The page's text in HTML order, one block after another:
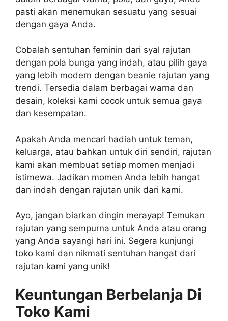
pasti akan menemukan sesuatu yang sesuai
dengan gaya Anda.
Cobalah sentuhan feminin dari syal rajutan
dengan pola bunga yang indah, atau pilih gaya
yang lebih modern dengan beanie rajutan yang
trendi. Tersedia dalam berbagai warna dan
desain, koleksi kami cocok untuk semua gaya
dan kesempatan.
Apakah Anda mencari hadiah untuk teman,
keluarga, atau bahkan untuk diri sendiri, rajutan
kami akan membuat setiap momen menjadi
istimewa. Jadikan momen Anda lebih hangat
dan indah dengan rajutan unik dari kami.
Ayo, jangan biarkan dingin merayap! Temukan
rajutan yang sempurna untuk Anda atau orang
yang Anda sayangi hari ini. Segera kunjungi
toko kami dan nikmati sentuhan hangat dari
rajutan kami yang unik!
Keuntungan Berbelanja Di
Toko Kami